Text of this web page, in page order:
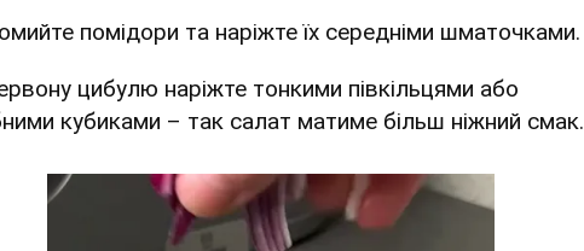
помідори та наріжте їх середніми шматочками.
цибулю наріжте тонкими півкільцями або
кубиками – так салат матиме більш ніжний смак.